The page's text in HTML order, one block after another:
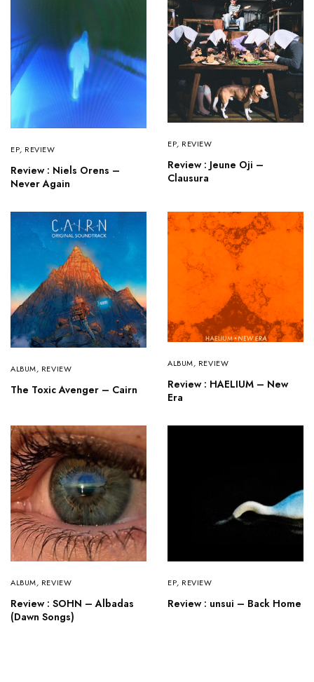
EP, REVIEW
Review : Niels Orens –
Never Again
EP, REVIEW
Review : Jeune Oji –
Clausura
ALBUM, REVIEW
The Toxic Avenger – Cairn
ALBUM, REVIEW
Review : HAELIUM – New
Era
ALBUM, REVIEW
Review : SOHN – Albadas
(Dawn Songs)
EP, REVIEW
Review : unsui – Back Home